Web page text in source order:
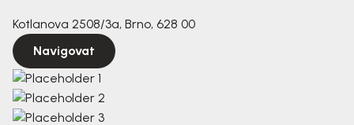
Kotlanova 2508/3a, Brno, 628 00
Navigovat